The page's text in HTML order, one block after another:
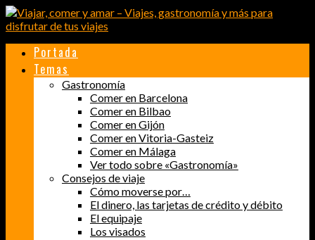
Portada
Temas
Gastronomía
Comer en Barcelona
Comer en Bilbao
Comer en Gijón
Comer en Vitoria-Gasteiz
Comer en Málaga
Ver todo sobre «Gastronomía»
Consejos de viaje
Cómo moverse por…
El dinero, las tarjetas de crédito y débito
El equipaje
Los visados